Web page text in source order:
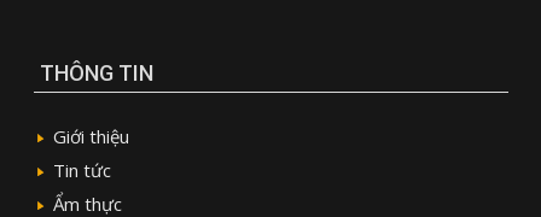
THÔNG TIN
Giới thiệu
Tin tức
Ẩm thực